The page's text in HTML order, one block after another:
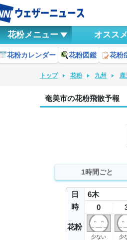
花粉メニュー オススメ
花粉カレンダー 花粉図鑑 花粉
トップ 花粉 九州 鹿
奄美市の花粉飛散予報
1時間ごと
日
時
花粉
6木
0
少ない 少